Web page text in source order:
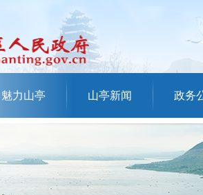
魅力山亭 山亭新闻 政务